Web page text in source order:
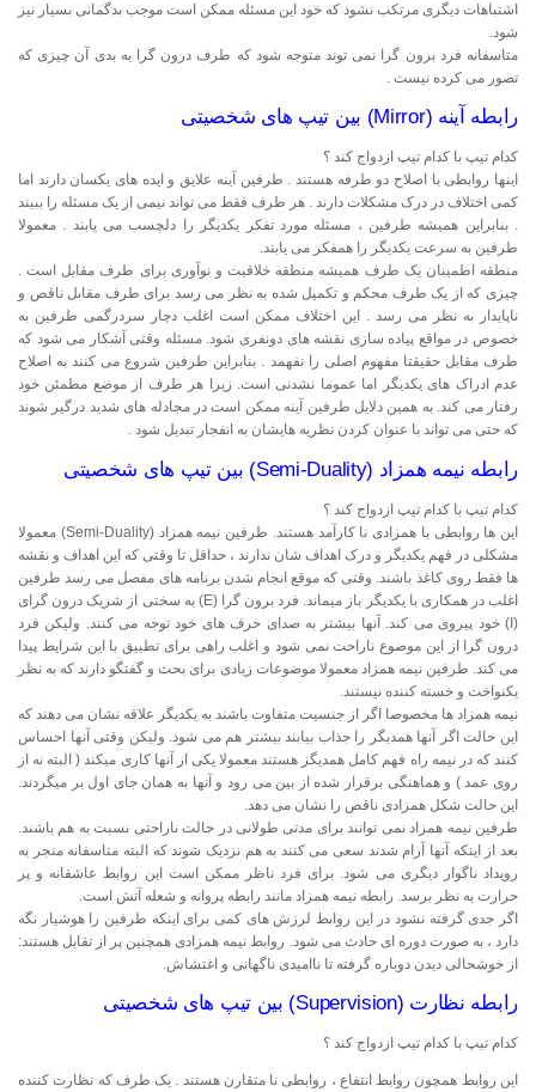
اشتباهات دیگری مرتکب نشود که خود این مسئله ممکن است موجب بدگمانی بسیار نیز
شود.
متاسفانه فرد برون گرا نمی توند متوجه شود که طرف درون گرا به بدی آن چیزی که
تصور می کرده نیست .
رابطه آینه (Mirror) بین تیپ های شخصیتی
کدام تیپ با کدام تیپ ازدواج کند ؟
اینها روابطی با اصلاح دو طرفه هستند . طرفین آینه علایق و ایده های یکسان دارند اما
کمی اختلاف در درک مشکلات دارند . هر طرف فقط می تواند نیمی از یک مسئله را ببیند
. بنابراین همیشه طرفین ، مسئله مورد تفکر یکدیگر را دلچسب می یابند . معمولا
طرفین به سرعت یکدیگر را همفکر می یابند.
منطقه اطمینان یک طرف همیشه منطقه خلاقیت و نوآوری برای طرف مقابل است .
چیزی که از یک طرف محکم و تکمیل شده به نظر می رسد برای طرف مقابل ناقص و
ناپایدار به نظر می رسد . این اختلاف ممکن است اغلب دچار سردرگمی طرفین به
خصوص در مواقع پیاده سازی نقشه های دونفری شود. مسئله وقتی آشکار می شود که
طرف مقابل حقیقتا مفهوم اصلی را نفهمد . بنابراین طرفین شروع می کنند به اصلاح
عدم ادراک های یکدیگر اما عموما نشدنی است. زیرا هر طرف از موضع مطمئن خود
رفتار می کند. به همین دلایل طرفین آينه ممکن است در مجادله های شدید درگیر شوند
که حتی می تواند با عنوان کردن نظریه هایشان به انفجار تبدیل شود .
رابطه نیمه همزاد (Semi-Duality) بین تیپ های شخصیتی
کدام تیپ با کدام تیپ ازدواج کند ؟
این ها روابطی با همزادی نا کارآمد هستند. طرفین نیمه همزاد (Semi-Duality) معمولا
مشکلی در فهم یکدیگر و درک اهداف شان ندارند ، حداقل تا وقتی که این اهداف و نقشه
ها فقط روی کاغذ باشند. وقتی که موقع انجام شدن برنامه های مفصل می رسد طرفین
اغلب در همکاری با یکدیگر باز میماند. فرد برون گرا (E) به سختی از شریک درون گرای
(I) خود پیروی می کند. آنها بیشتر به صدای حرف های خود توجه می کنند. ولیکن فرد
درون گرا از این موضوع ناراحت نمی شود و اغلب راهی برای تطبیق با این شرایط پیدا
می کند. طرفین نیمه همزاد معمولا موضوعات زیادی برای بحث و گفتگو دارند که به نظر
یکنواخت و خسته کننده نیستند.
نیمه همزاد ها مخصوصا اگر از جنسیت متفاوت باشند به یکدیگر علاقه نشان می دهند که
این حالت اگر آنها همدیگر را جذاب بیابند بیشتر هم می شود. ولیکن وقتی آنها احساس
کنند که در نیمه راه فهم کامل همدیگر هستند معمولا یکی از آنها کاری میکند ( البته نه از
روی عمد ) و هماهنگی برقرار شده از بین می رود و آنها به همان جای اول بر میگردند.
این حالت شکل همزادی ناقص را نشان می دهد.
طرفین نیمه همزاد نمی توانند برای مدتی طولانی در حالت ناراحتی نسبت به هم باشند.
بعد از اینکه آنها آرام شدند سعی می کنند به هم نزدیک شوند که البته متاسفانه منجر به
رویداد ناگوار دیگری می شود. برای فرد ناظر ممکن است این روابط عاشقانه و پر
حرارت به نظر برسد. رابطه نیمه همزاد مانند رابطه پروانه و شعله آتش است.
اگر جدی گرفته نشود در این روابط لرزش های کمی برای اینکه طرفین را هوشیار نگه
دارد ، به صورت دوره ای حادث می شود. روابط نیمه همزادی همچنین پر از تقابل هستند:
از خوشحالی دیدن دوباره گرفته تا ناامیدی ناگهانی و اغتشاش.
رابطه نظارت (Supervision) بین تیپ های شخصیتی
کدام تیپ با کدام تیپ ازدواج کند ؟
این روابط همچون روابط انتفاع ، روابطی نا متقارن هستند . یک طرف که نظارت کننده